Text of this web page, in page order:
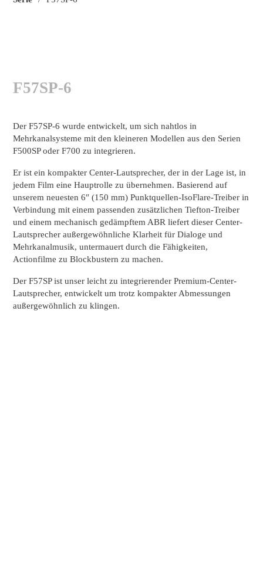
F57SP-6
Der F57SP-6 wurde entwickelt, um sich nahtlos in
Mehrkanalsysteme mit den kleineren Modellen aus den Serien
F500SP oder F700 zu integrieren.
Er ist ein kompakter Center-Lautsprecher, der in der Lage ist, in
jedem Film eine Hauptrolle zu übernehmen. Basierend auf
unserem neuesten 6″ (150 mm) Punktquellen-IsoFlare-Treiber in
Verbindung mit einem passenden zusätzlichen Tiefton-Treiber
und einem mechanisch gedämpftem ABR liefert dieser Center-
Lautsprecher außergewöhnliche Klarheit für Dialoge und
Mehrkanalmusik, untermauert durch die Fähigkeiten,
Actionfilme zu Blockbustern zu machen.
Der F57SP ist unser leicht zu integrierender Premium-Center-
Lautsprecher, entwickelt um trotz kompakter Abmessungen
außergewöhnlich zu klingen.